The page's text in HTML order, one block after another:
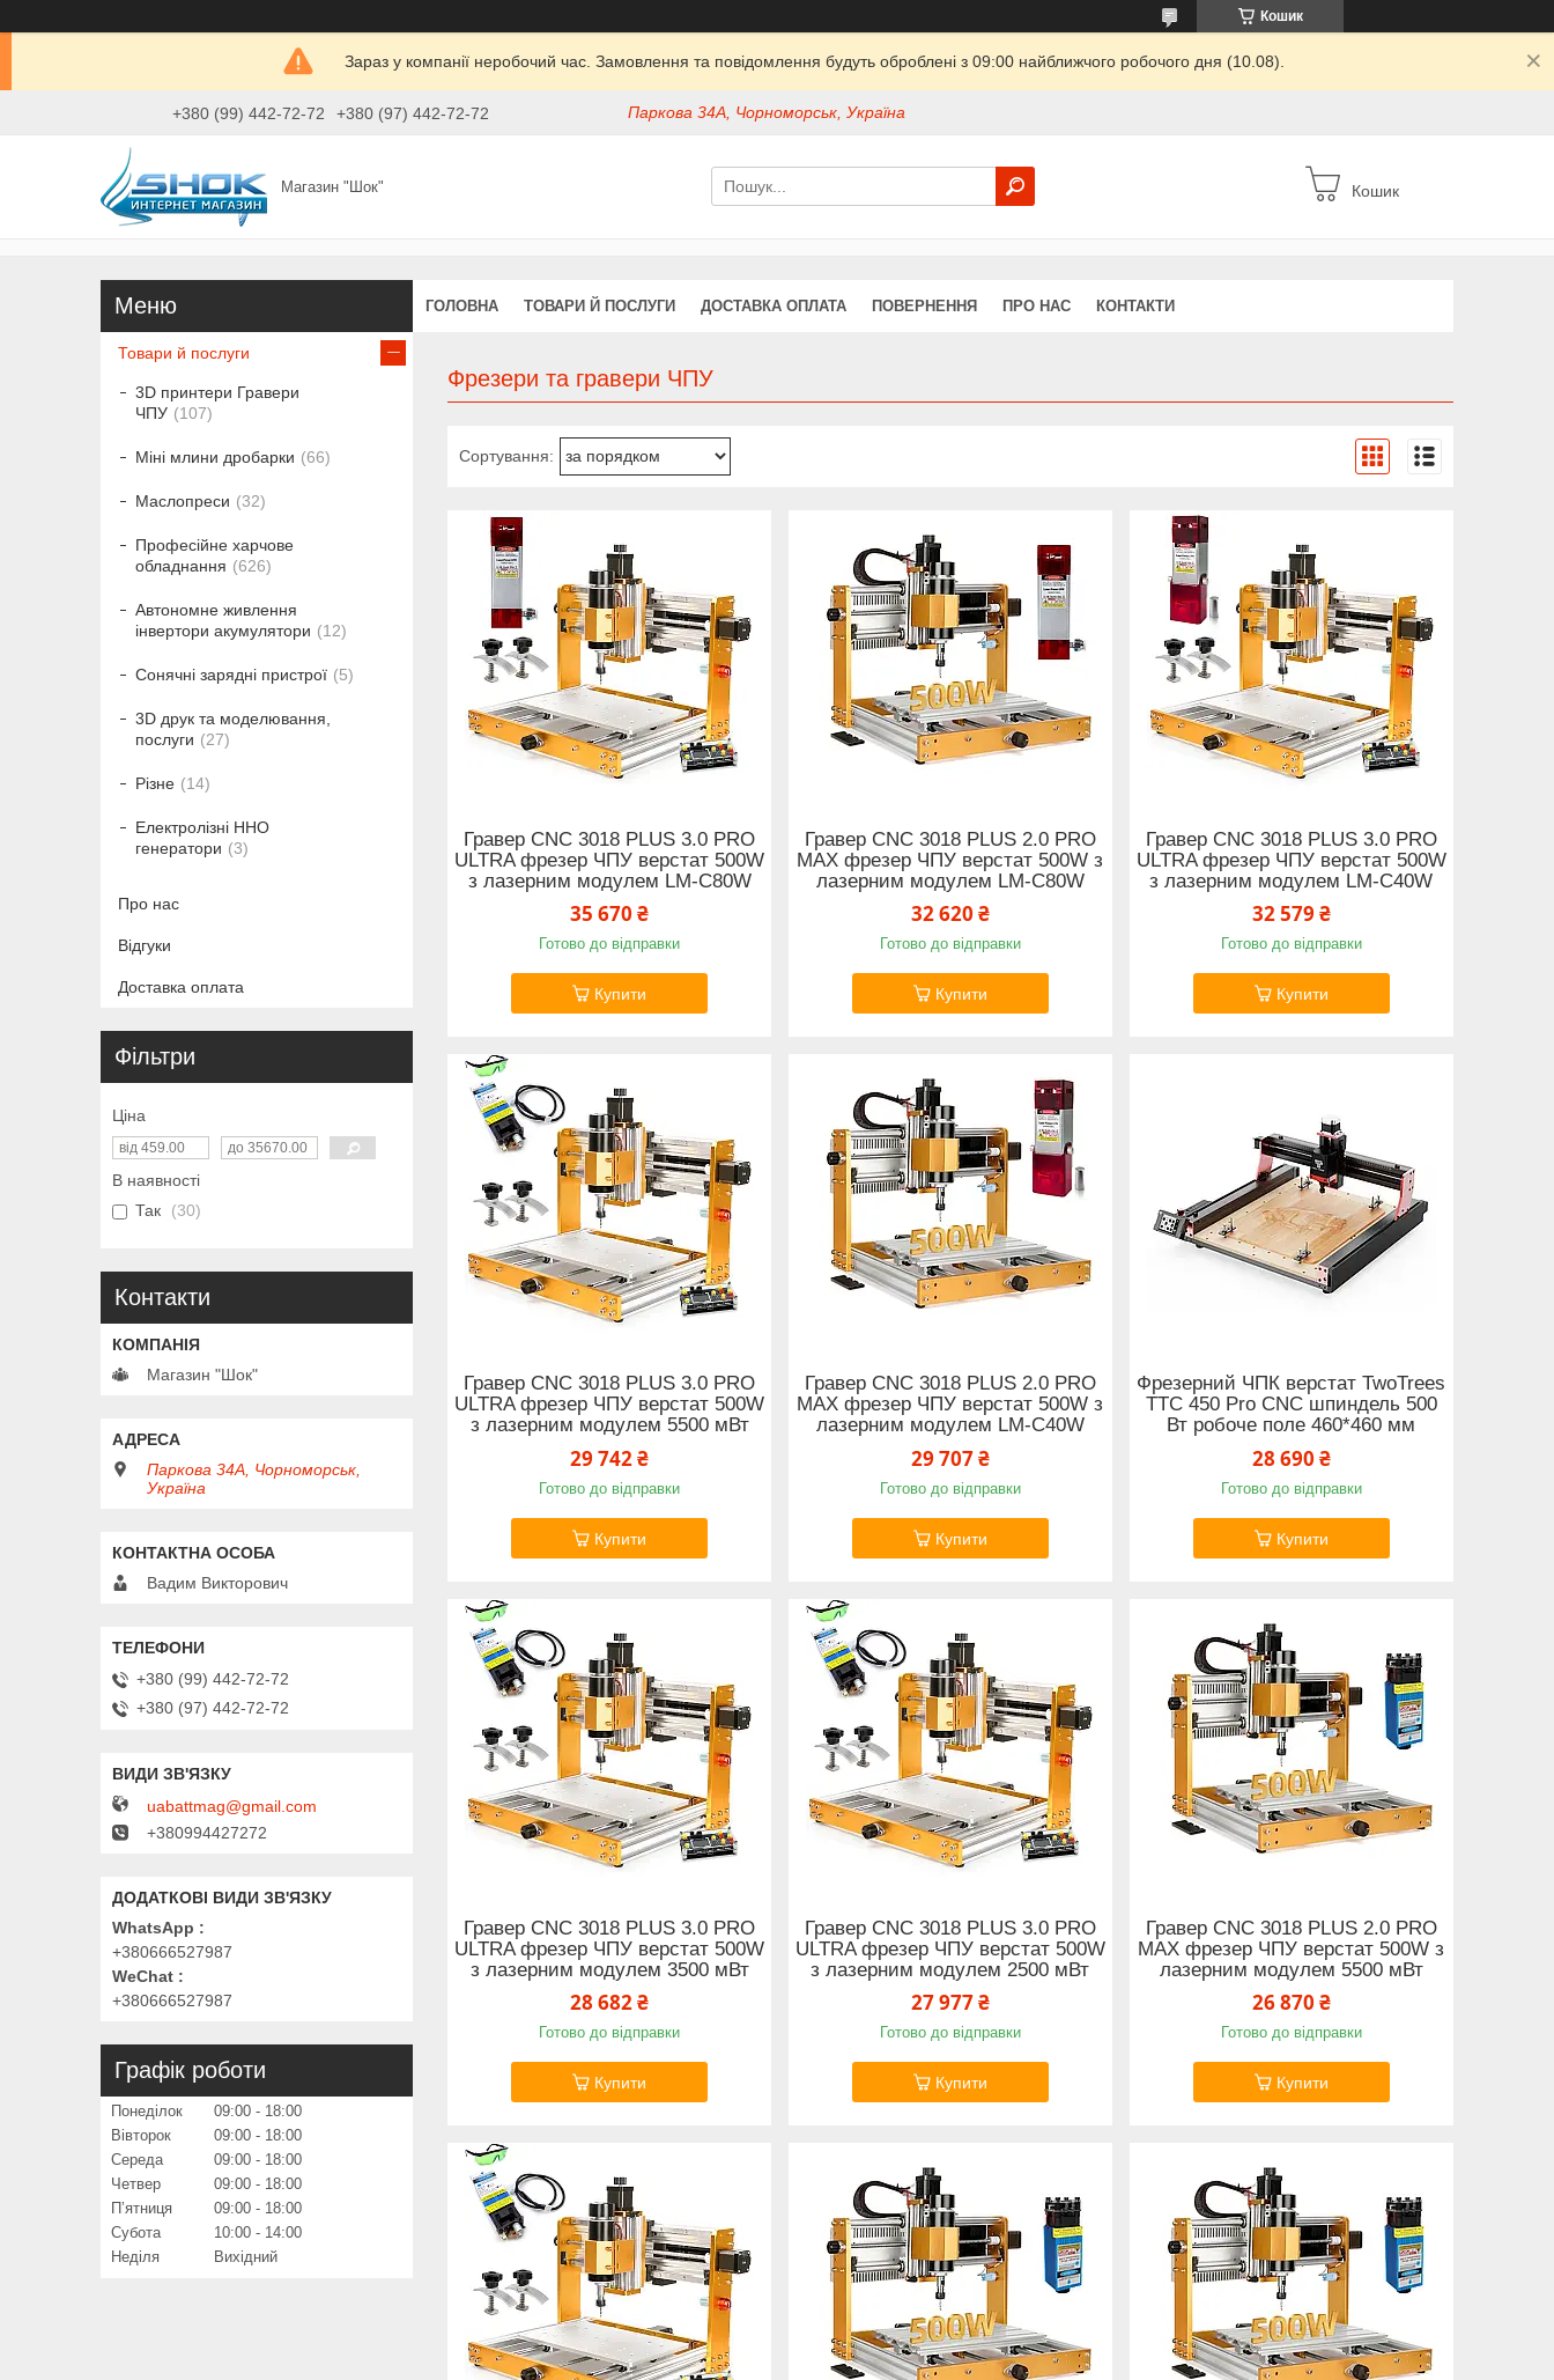
Кошик
Зараз у компанії неробочий час. Замовлення та повідомлення будуть оброблені з 09:00 найближчого робочого дня (10.08).
+380 (99) 442-72-72 +380 (97) 442-72-72 Паркова 34А, Чорноморськ, Україна
Магазин "Шок" Кошик
ГОЛОВНА ТОВАРИ Й ПОСЛУГИ ДОСТАВКА ОПЛАТА ПОВЕРНЕННЯ ПРО НАС КОНТАКТИ
Фрезери та гравери ЧПУ
Гравер CNC 3018 PLUS 3.0 PRO
ULTRA фрезер ЧПУ верстат 500W
з лазерним модулем LM-C80W
35 670 ₴
Готово до відправки
Купити
Гравер CNC 3018 PLUS 2.0 PRO
MAX фрезер ЧПУ верстат 500W з
лазерним модулем LM-C80W
32 620 ₴
Готово до відправки
Купити
Гравер CNC 3018 PLUS 3.0 PRO
ULTRA фрезер ЧПУ верстат 500W
з лазерним модулем LM-C40W
32 579 ₴
Готово до відправки
Купити
Гравер CNC 3018 PLUS 3.0 PRO
ULTRA фрезер ЧПУ верстат 500W
з лазерним модулем 5500 мВт
29 742 ₴
Готово до відправки
Купити
Гравер CNC 3018 PLUS 2.0 PRO
MAX фрезер ЧПУ верстат 500W з
лазерним модулем LM-C40W
29 707 ₴
Готово до відправки
Купити
Фрезерний ЧПК верстат TwoTrees
TTC 450 Pro CNC шпиндель 500
Вт робоче поле 460*460 мм
28 690 ₴
Готово до відправки
Купити
Гравер CNC 3018 PLUS 3.0 PRO
ULTRA фрезер ЧПУ верстат 500W
з лазерним модулем 3500 мВт
28 682 ₴
Готово до відправки
Купити
Гравер CNC 3018 PLUS 3.0 PRO
ULTRA фрезер ЧПУ верстат 500W
з лазерним модулем 2500 мВт
27 977 ₴
Готово до відправки
Купити
Гравер CNC 3018 PLUS 2.0 PRO
MAX фрезер ЧПУ верстат 500W з
лазерним модулем 5500 мВт
26 870 ₴
Готово до відправки
Купити
Товари й послуги
3D принтери Гравери
ЧПУ
107
Міні млини дробарки 66
Маслопреси 32
Професійне харчове
обладнання
626
Автономне живлення
інвертори акумулятори
12
Сонячні зарядні пристрої 5
3D друк та моделювання,
послуги
27
Різне 14
Електролізні HHO
генератори
3
Про нас
Відгуки
Доставка оплата
Фільтри
Ціна
В наявності
Так
30
Контакти
Магазин "Шок"
Паркова 34А, Чорноморськ,
Україна
Вадим Викторович
+380 (99) 442-72-72
+380 (97) 442-72-72
uabattmag@gmail.com
+380994427272
WhatsApp
+380666527987
WeChat
+380666527987
Графік роботи
Понеділок 09:00
18:00
Вівторок
09:00
18:00
Середа
09:00
18:00
Четвер
09:00
18:00
Пʼятниця
09:00
18:00
Субота
10:00
14:00
Неділя
Вихідний